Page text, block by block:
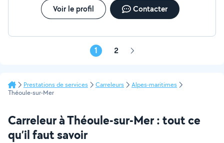
Voir le profil Contacter
1 2 Page
Prestations de services Carreleurs
Alpes-maritimes
Théoule-sur-Mer
Carreleur à Théoule-sur-Mer : tout ce
qu’il faut savoir